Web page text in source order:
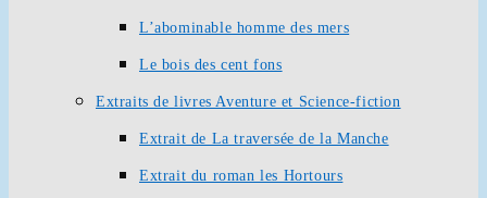
L’abominable homme des mers
Le bois des cent fons
Extraits de livres Aventure et Science-fiction
Extrait de La traversée de la Manche
Extrait du roman les Hortours